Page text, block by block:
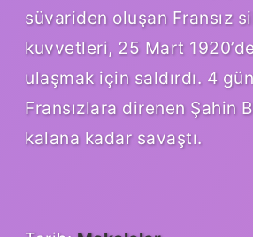
süvariden oluşan Fransız
kuvvetleri, 25 Mart
ulaşmak için saldırdı. 4
Fransızlara direnen Şahin
kalana kadar savaştı.